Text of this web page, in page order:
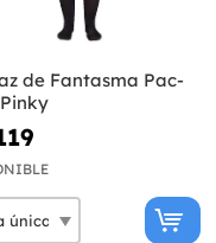
de Fantasma Pac-